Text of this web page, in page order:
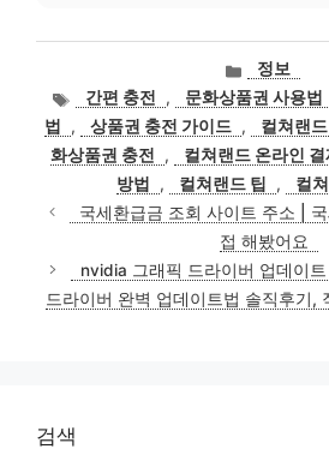
카
테
고
리
정보
태간편 충전 , 문화상품권 사용법
법
, 상품권 충전 가이드 , 컬쳐랜드
화상품권 충전
, 컬쳐랜드 온라인 결
방법
, 컬쳐랜드 팁 ,
컬
국세환급금 조회 사이트 주소 |
접 해봤어요
nvidia 그래픽 드라이버 업데이
드라이버 완벽 업데이트법 솔직후기,
검색